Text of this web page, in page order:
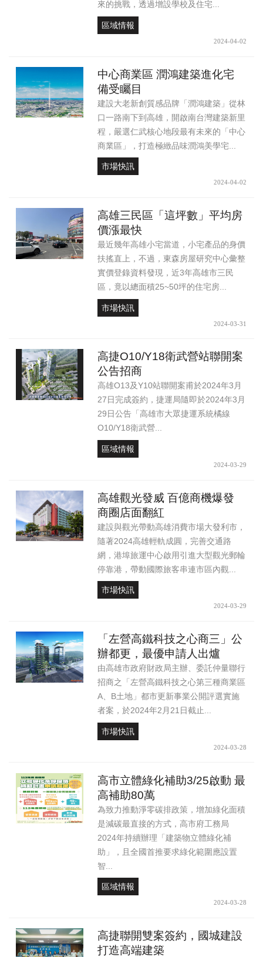
來的挑戰，透過增設學校及住宅...
區域情報
2024-04-02
中心商業區 潤鴻建築進化宅
備受矚目
建設大老新創質感品牌「潤鴻建築」從林
口一路南下到高雄，開啟南台灣建築新里
程，嚴選仁武核心地段最有未來的「中心
商業區」，打造極緻品味潤鴻美學宅...
市場快訊
2024-04-02
高雄三民區「這坪數」平均房
價漲最快
最近幾年高雄小宅當道，小宅產品的身價
扶搖直上，不過，東森房屋研究中心彙整
實價登錄資料發現，近3年高雄市三民
區，竟以總面積25~50坪的住宅房...
市場快訊
2024-03-31
高捷O10/Y18衛武營站聯開案
公告招商
高雄O13及Y10站聯開案甫於2024年3月
27日完成簽約，捷運局隨即於2024年3月
29日公告「高雄市大眾捷運系統橘線
O10/Y18衛武營...
區域情報
2024-03-29
高雄觀光發威 百億商機爆發
商圈店面翻紅
建設與觀光帶動高雄消費市場大發利市，
隨著2024高雄輕軌成圓，完善交通路
網，港埠旅運中心啟用引進大型觀光郵輪
停靠港，帶動國際旅客串連市區內觀...
市場快訊
2024-03-29
「左營高鐵科技之心商三」公
辦都更，最優申請人出爐
由高雄市政府財政局主辦、委託仲量聯行
招商之「左營高鐵科技之心第三種商業區
A、B土地」都市更新事業公開評選實施
者案，於2024年2月21日截止...
市場快訊
2024-03-28
高市立體綠化補助3/25啟動 最
高補助80萬
為致力推動淨零碳排政策，增加綠化面積
是減碳最直接的方式，高市府工務局
2024年持續辦理「建築物立體綠化補
助」，且全國首推要求綠化範圍應設置
智...
區域情報
2024-03-28
高捷聯開雙案簽約，國城建設
打造高端建築